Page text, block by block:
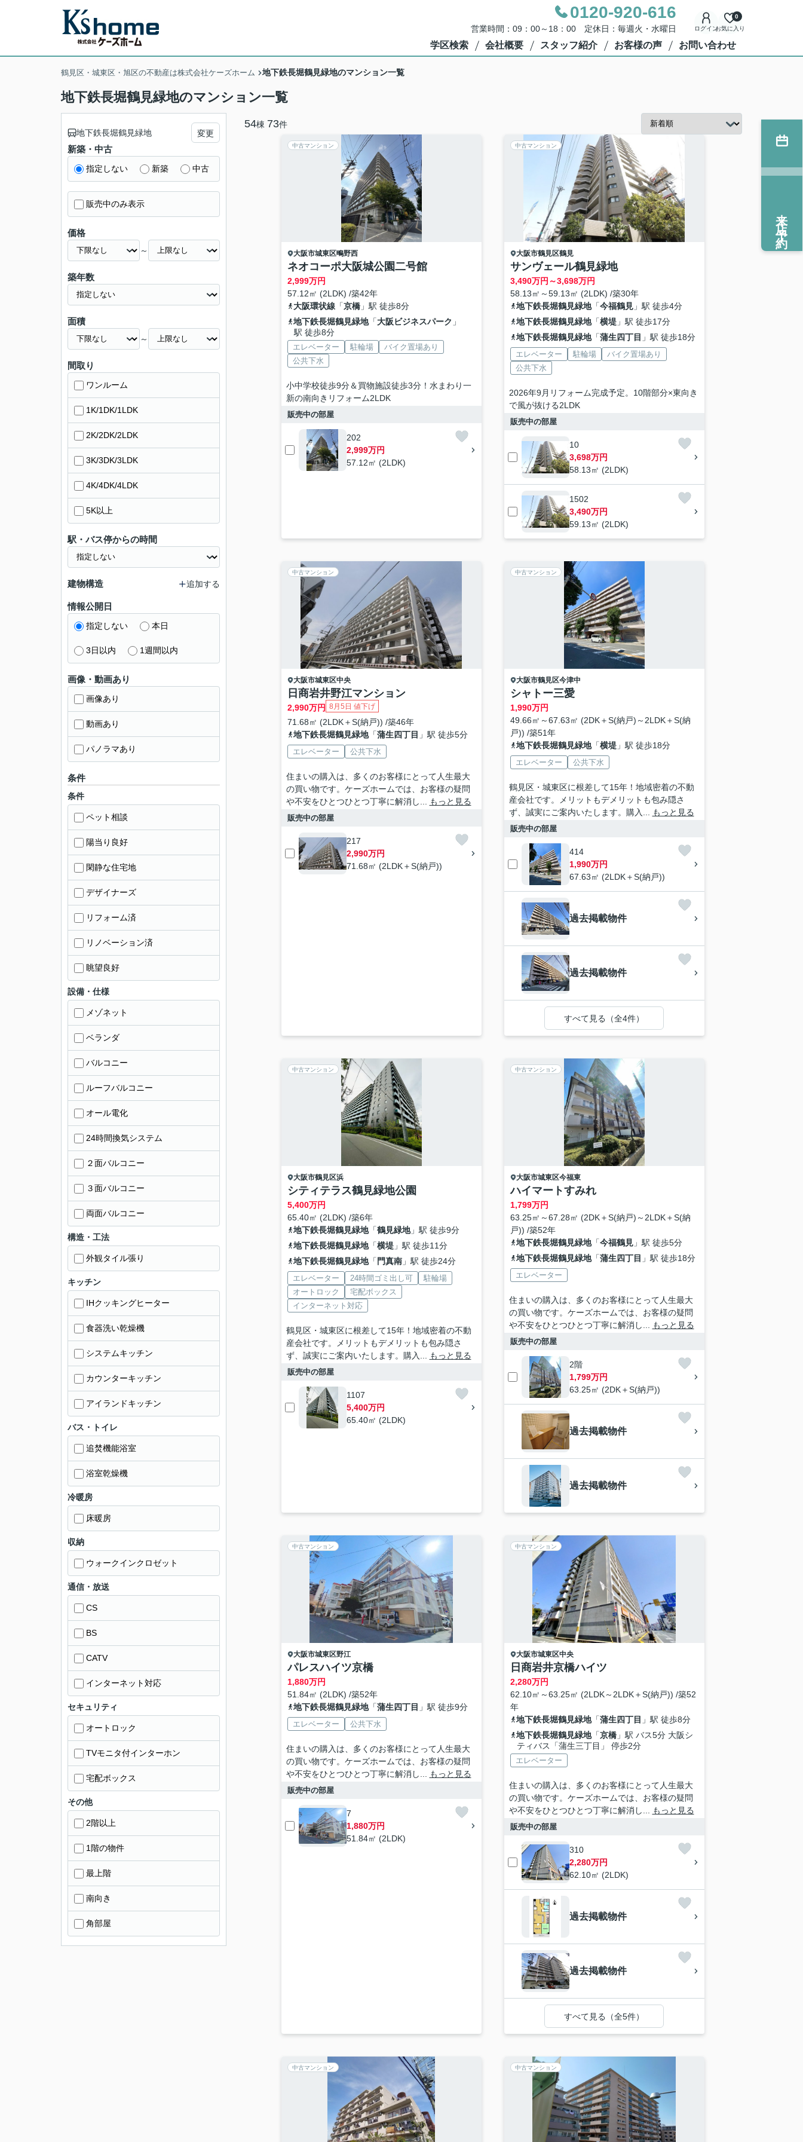
0120-920-616
営業時間：09：00～18：00 定休日：毎週火・水曜日 ログインお気に入り
0
学区検索 会社概要 スタッフ紹介 お客様の声 お問い合わせ
鶴見区・城東区・旭区の不動産は株式会社ケーズホーム 地下鉄長堀鶴見緑地のマンション一覧
地下鉄長堀鶴見緑地のマンション一覧
54棟 73件
中古マンション
大阪市城東区鴫野西
ネオコーポ大阪城公園二号館
2,999万円
57.12㎡ (2LDK) /築42年
大阪環状線「京橋」駅 徒歩8分
地下鉄長堀鶴見緑地「大阪ビジネスパーク 」
駅 徒歩8分
エレベーター 駐輪場
バイク置場あり
公共下水
小中学校徒歩9分＆買物施設徒歩3分！水まわり一
新の南向きリフォーム2LDK
販売中の部屋
202
2,999万円
57.12㎡ (2LDK)
中古マンション
大阪市鶴見区鶴見
サンヴェール鶴見緑地
3,490万円～3,698万円
58.13㎡～59.13㎡ (2LDK) /築30年
地下鉄長堀鶴見緑地「今福鶴見」駅 徒歩4分
地下鉄長堀鶴見緑地「横堤」駅 徒歩17分
地下鉄長堀鶴見緑地「蒲生四丁目 」駅 徒歩18分
エレベーター 駐輪場
バイク置場あり
公共下水
2026年9月リフォーム完成予定。10階部分×東向き
で風が抜ける2LDK
販売中の部屋
10
3,698万円
58.13㎡ (2LDK)
1502
3,490万円
59.13㎡ (2LDK)
中古マンション
大阪市城東区中央
日商岩井野江マンション
2,990万円 8月5日 値下げ
71.68㎡ (2LDK＋S(納戸)) /築46年
地下鉄長堀鶴見緑地「蒲生四丁目 」駅 徒歩5分
エレベーター 公共下水
住まいの購入は、多くのお客様にとって人生最大
の買い物です。ケーズホームでは、お客様の疑問
や不安をひとつひとつ丁寧に解消し...
もっと見る
販売中の部屋
217
2,990万円
71.68㎡ (2LDK＋S(納戸))
中古マンション
大阪市鶴見区今津中
シャトー三愛
1,990万円
49.66㎡～67.63㎡ (2DK＋S(納戸)～2LDK＋S(納
戸)) /築51年
地下鉄長堀鶴見緑地「横堤」駅 徒歩18分
エレベーター 公共下水
鶴見区・城東区に根差して15年！地域密着の不動
産会社です。メリットもデメリットも包み隠さ
ず、誠実にご案内いたします。購入...
もっと見る
販売中の部屋
414
1,990万円
67.63㎡ (2LDK＋S(納戸))
過去掲載物件
過去掲載物件
すべて見る（全4件）
中古マンション
大阪市鶴見区浜
シティテラス鶴見緑地公園
5,400万円
65.40㎡ (2LDK) /築6年
地下鉄長堀鶴見緑地「鶴見緑地」駅 徒歩9分
地下鉄長堀鶴見緑地「横堤」駅 徒歩11分
地下鉄長堀鶴見緑地「 門真南」駅 徒歩24分
エレベーター 24時間ゴミ出し可
駐輪場
オートロック
宅配ボックス
インターネット対応
鶴見区・城東区に根差して15年！地域密着の不動
産会社です。メリットもデメリットも包み隠さ
ず、誠実にご案内いたします。購入...
もっと見る
販売中の部屋
1107
5,400万円
65.40㎡ (2LDK)
中古マンション
大阪市城東区今福東
ハイマートすみれ
1,799万円
63.25㎡～67.28㎡ (2DK＋S(納戸)～2LDK＋S(納
戸)) /築52年
地下鉄長堀鶴見緑地「今福鶴見」駅 徒歩5分
地下鉄長堀鶴見緑地「蒲生四丁目 」駅 徒歩18分
エレベーター
住まいの購入は、多くのお客様にとって人生最大
の買い物です。ケーズホームでは、お客様の疑問
や不安をひとつひとつ丁寧に解消し...
もっと見る
販売中の部屋
2階
1,799万円
63.25㎡ (2DK＋S(納戸))
過去掲載物件
過去掲載物件
中古マンション
大阪市城東区野江
パレスハイツ京橋
1,880万円
51.84㎡ (2LDK) /築52年
地下鉄長堀鶴見緑地「蒲生四丁目 」駅 徒歩9分
エレベーター 公共下水
住まいの購入は、多くのお客様にとって人生最大
の買い物です。ケーズホームでは、お客様の疑問
や不安をひとつひとつ丁寧に解消し...
もっと見る
販売中の部屋
7
1,880万円
51.84㎡ (2LDK)
中古マンション
大阪市城東区中央
日商岩井京橋ハイツ
2,280万円
62.10㎡～63.25㎡ (2LDK～2LDK＋S(納戸)) /築52
年
地下鉄長堀鶴見緑地「蒲生四丁目 」駅 徒歩8分
地下鉄長堀鶴見緑地「京橋」駅 バス5分 大阪シ
ティバス「蒲生三丁目」 停歩2分
エレベーター
住まいの購入は、多くのお客様にとって人生最大
の買い物です。ケーズホームでは、お客様の疑問
や不安をひとつひとつ丁寧に解消し...
もっと見る
販売中の部屋
310
2,280万円
62.10㎡ (2LDK)
過去掲載物件
過去掲載物件
すべて見る（全5件）
中古マンション 中古マンション
地下鉄長堀鶴見緑地 変更
新築・中古
指定しない 新築 中古
販売中のみ表示
価格
～
築年数
面積
～
間取り
ワンルーム
1K/1DK/1LDK
2K/2DK/2LDK
3K/3DK/3LDK
4K/4DK/4LDK
5K以上
駅・バス停からの時間
建物構造 追加する
情報公開日
指定しない 本日
3日以内 1週間以内
画像・動画あり
画像あり
動画あり
パノラマあり
条件
条件
ペット相談
陽当り良好
閑静な住宅地
デザイナーズ
リフォーム済
リノベーション済
眺望良好
設備・仕様
メゾネット
ベランダ
バルコニー
ルーフバルコニー
オール電化
24時間換気システム
２面バルコニー
３面バルコニー
両面バルコニー
構造・工法
外観タイル張り
キッチン
IHクッキングヒーター
食器洗い乾燥機
システムキッチン
カウンターキッチン
アイランドキッチン
バス・トイレ
追焚機能浴室
浴室乾燥機
冷暖房
床暖房
収納
ウォークインクロゼット
通信・放送
CS
BS
CATV
インターネット対応
セキュリティ
オートロック
TVモニタ付インターホン
宅配ボックス
その他
2階以上
1階の物件
最上階
南向き
角部屋
来店予約